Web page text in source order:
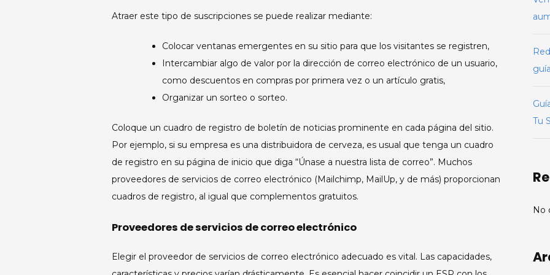
Atraer este tipo de suscripciones se puede realizar mediante:
Colocar ventanas emergentes en su sitio para que los visitantes se registren,
Intercambiar algo de valor por la dirección de correo electrónico de un usuario,
como descuentos en compras por primera vez o un artículo gratis,
Organizar un sorteo o sorteo.
Coloque un cuadro de registro de boletín de noticias prominente en cada página del sitio.
Por ejemplo, si su empresa es una distribuidora de cerveza, es usual que tenga un cuadro
de registro en su página de inicio que diga “Únase a nuestra lista de correo”. Muchos
proveedores de servicios de correo electrónico (Mailchimp, MailUp, y de más) proporcionan
cuadros de registro, al igual que complementos gratuitos.
Proveedores de servicios de correo electrónico
Elegir el proveedor de servicios de correo electrónico adecuado es vital. Las capacidades,
Tu
No